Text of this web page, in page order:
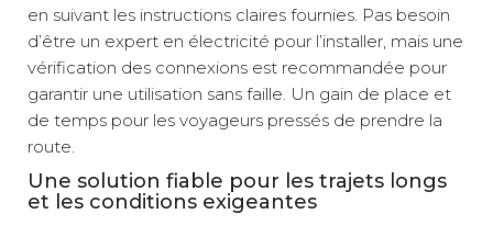
en suivant les instructions claires fournies. Pas besoin
d’être un expert en électricité pour l’installer, mais une
vérification des connexions est recommandée pour
garantir une utilisation sans faille. Un gain de place et
de temps pour les voyageurs pressés de prendre la
route.
Une solution fiable pour les trajets longs
et les conditions exigeantes